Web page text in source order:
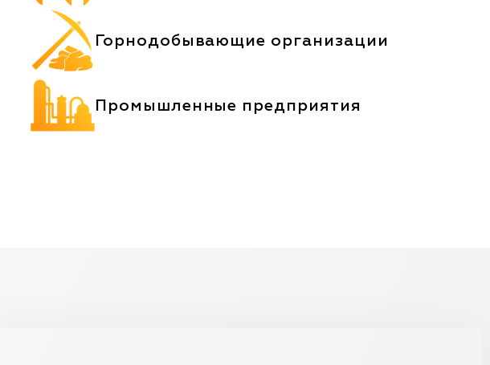
Горнодобывающие организации
Промышленные предприятия